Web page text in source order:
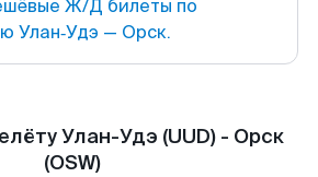
Ж/Д билеты по
Улан‑Удэ — Орск.
Улан-Удэ (UUD) - Орск
(OSW)